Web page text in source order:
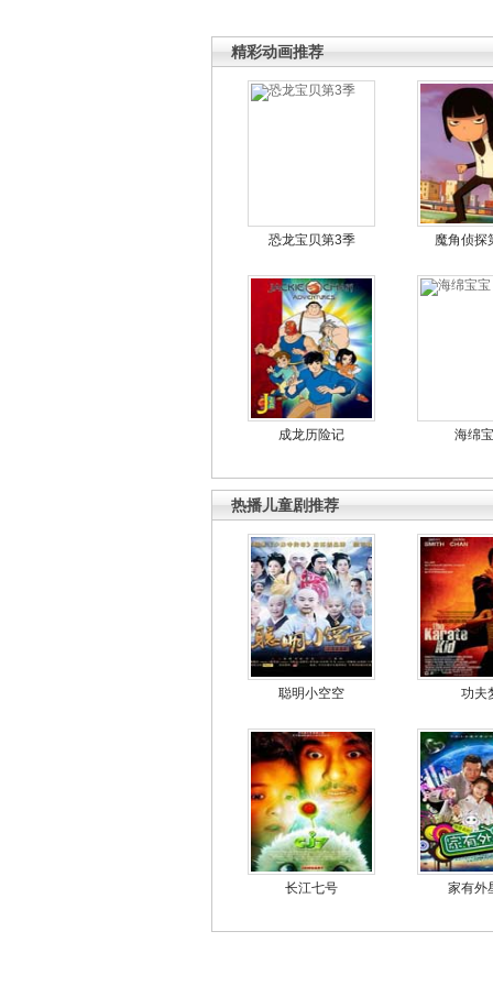
精彩动画推荐
恐龙宝贝第3季 魔角侦探
成龙历险记 海绵
热播儿童剧推荐
聪明小空空 功夫
长江七号 家有外